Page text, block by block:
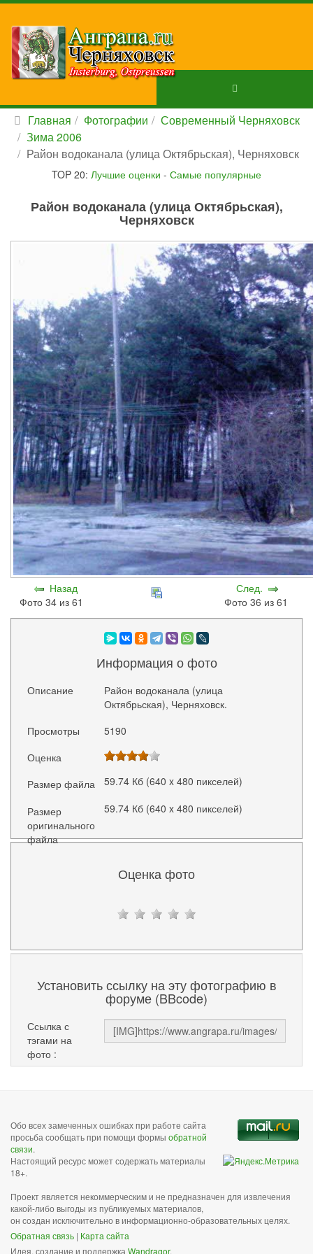
Главная Фотографии
Современный Черняховск
Зима 2006
Район водоканала (улица Октябрьская), Черняховск
TOP 20: Лучшие оценки - Самые популярные
Район водоканала (улица Октябрьская),
Черняховск
Назад
Фото 34 из 61
След.
Фото 36 из 61
Информация о фото
Описание
Район водоканала (улица
Октябрьская), Черняховск.
Просмотры
5190
Оценка
Размер файла
59.74 Кб (640 x 480 пикселей)
Размер
оригинального
файла
59.74 Кб (640 x 480 пикселей)
Оценка фото
Установить ссылку на эту фотографию в
форуме (BBcode)
Ссылка с
тэгами на
фото :
Обо всех замеченных ошибках при работе сайта
просьба сообщать при помощи формы обратной
связи.
Настоящий ресурс может содержать материалы
18+.
Проект является некоммерческим и не предназначен для извлечения
какой-либо выгоды из публикуемых материалов,
он создан исключительно в информационно-образовательных целях.
Обратная связь | Карта сайта
Идея, создание и поддержка Wandragor.